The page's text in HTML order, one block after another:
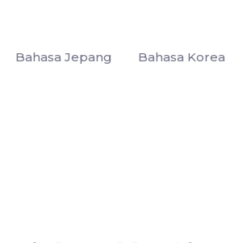
Bahasa Jepang Bahasa Korea